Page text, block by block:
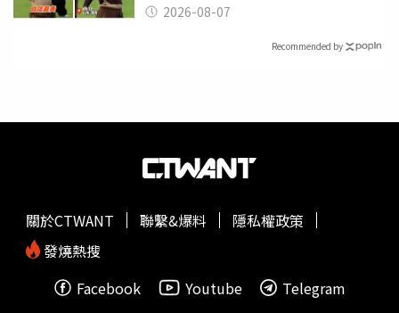
2026-08-07
Recommended by
關於CTWANT 聯繫&爆料
隱私權政策
發燒熱搜
Facebook
Youtube Telegram